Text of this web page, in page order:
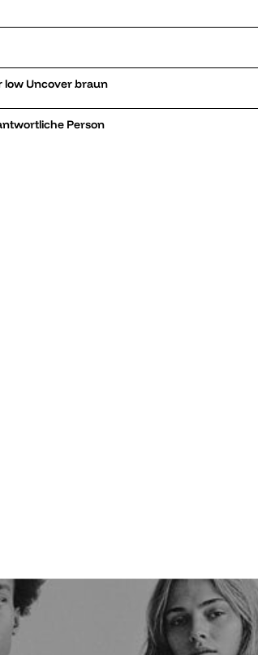
Details zu Sneaker low Uncover braun
Person